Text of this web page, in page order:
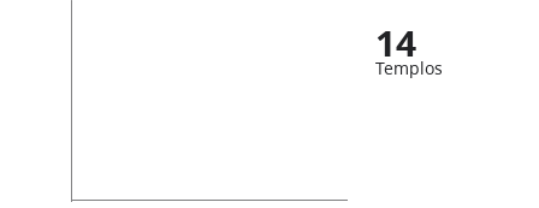
14
Templos